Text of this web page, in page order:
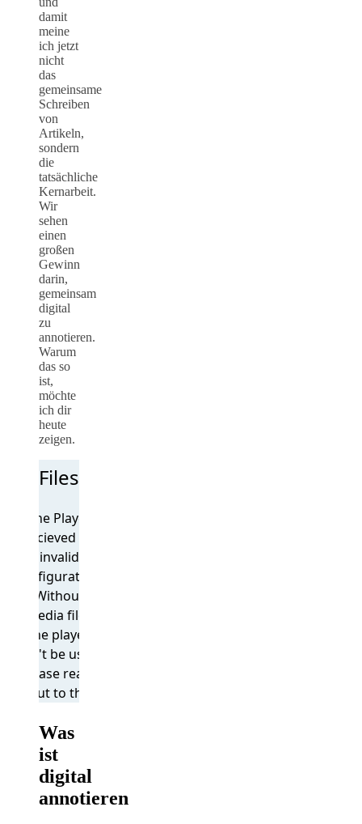
damit
meine
ich jetzt
nicht
das
gemeinsame
Schreiben
von
Artikeln,
sondern
die
tatsächliche
Kernarbeit.
Wir
sehen
einen
großen
Gewinn
darin,
gemeinsam
digital
zu
annotieren.
Warum
das so
ist,
möchte
ich dir
heute
zeigen.
Was
ist
digital
annotieren